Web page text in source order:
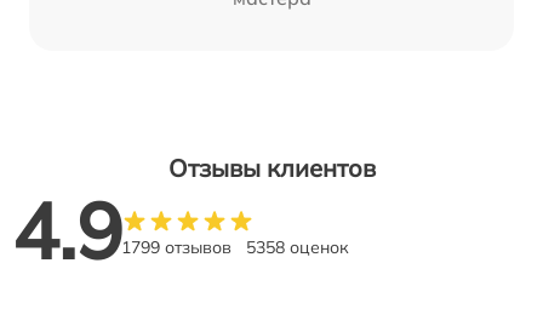
Отзывы клиентов
4.91799 отзывов 5358 оценок